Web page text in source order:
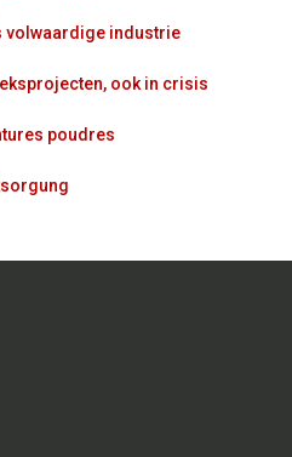
volwaardige industrie
ook in crisis
poudres